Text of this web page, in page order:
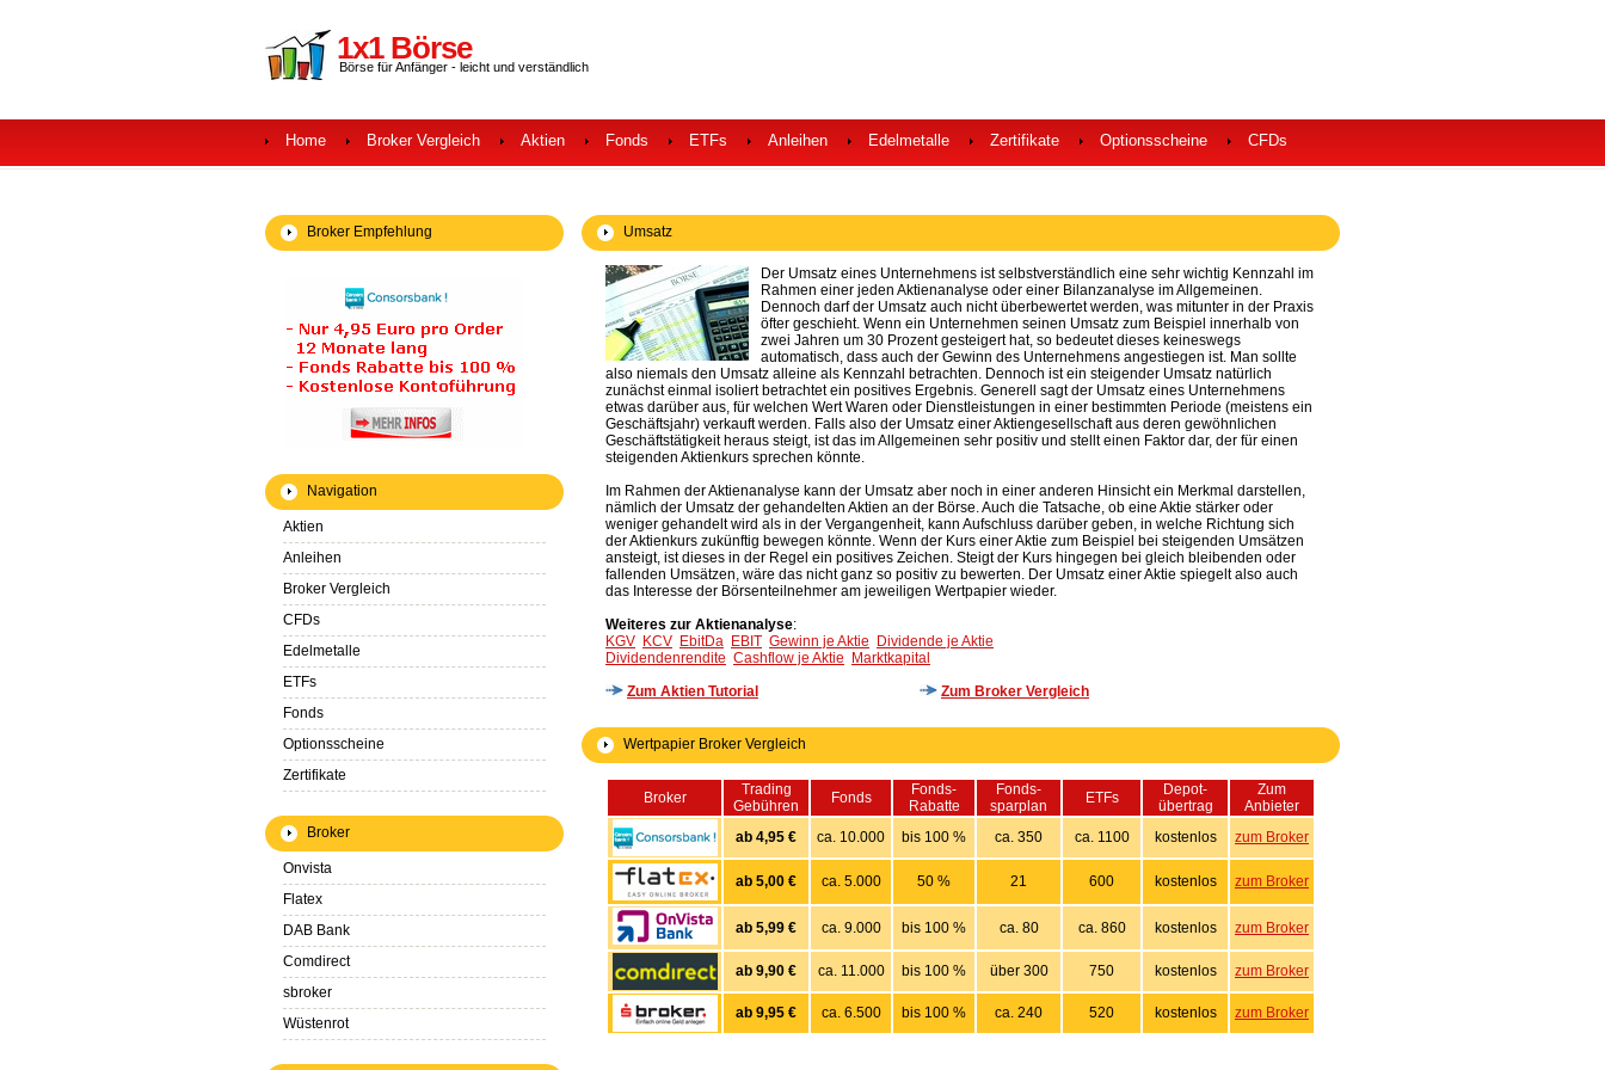
1x1 Börse
Börse für Anfänger - leicht und verständlich
Home Broker Vergleich Aktien Fonds ETFs Anleihen Edelmetalle Zertifikate Optionsscheine CFDs
Umsatz
Der Umsatz eines Unternehmens ist selbstverständlich eine sehr wichtig Kennzahl im
Rahmen einer jeden Aktienanalyse oder einer Bilanzanalyse im Allgemeinen.
Dennoch darf der Umsatz auch nicht überbewertet werden, was mitunter in der Praxis
öfter geschieht. Wenn ein Unternehmen seinen Umsatz zum Beispiel innerhalb von
zwei Jahren um 30 Prozent gesteigert hat, so bedeutet dieses keineswegs
automatisch, dass auch der Gewinn des Unternehmens angestiegen ist. Man sollte
also niemals den Umsatz alleine als Kennzahl betrachten. Dennoch ist ein steigender Umsatz natürlich
zunächst einmal isoliert betrachtet ein positives Ergebnis. Generell sagt der Umsatz eines Unternehmens
etwas darüber aus, für welchen Wert Waren oder Dienstleistungen in einer bestimmten Periode (meistens ein
Geschäftsjahr) verkauft werden. Falls also der Umsatz einer Aktiengesellschaft aus deren gewöhnlichen
Geschäftstätigkeit heraus steigt, ist das im Allgemeinen sehr positiv und stellt einen Faktor dar, der für einen
steigenden Aktienkurs sprechen könnte.
Im Rahmen der Aktienanalyse kann der Umsatz aber noch in einer anderen Hinsicht ein Merkmal darstellen,
nämlich der Umsatz der gehandelten Aktien an der Börse. Auch die Tatsache, ob eine Aktie stärker oder
weniger gehandelt wird als in der Vergangenheit, kann Aufschluss darüber geben, in welche Richtung sich
der Aktienkurs zukünftig bewegen könnte. Wenn der Kurs einer Aktie zum Beispiel bei steigenden Umsätzen
ansteigt, ist dieses in der Regel ein positives Zeichen. Steigt der Kurs hingegen bei gleich bleibenden oder
fallenden Umsätzen, wäre das nicht ganz so positiv zu bewerten. Der Umsatz einer Aktie spiegelt also auch
das Interesse der Börsenteilnehmer am jeweiligen Wertpapier wieder.
Weiteres zur Aktienanalyse:
KGV KCV EbitDa EBIT Gewinn je Aktie
Dividende je Aktie
Dividendenrendite Cashflow je Aktie
Marktkapital
Zum Aktien Tutorial
Zum Broker Vergleich
Wertpapier Broker Vergleich
Broker
Trading
Gebühren
Fonds
Fonds-
Rabatte
Fonds-
sparplan
ETFs
Depot-
übertrag
Zum
Anbieter
ab 4,95 €
ca. 10.000 bis 100 % ca. 350 ca. 1100 kostenlos zum Broker
ab 5,00 € ca. 5.000 50 % 21 600 kostenlos zum Broker
ab 5,99 € ca. 9.000 bis 100 % ca. 80 ca. 860 kostenlos zum Broker
ab 9,90 € ca. 11.000 bis 100 % über 300 750 kostenlos zum Broker
ab 9,95 € ca. 6.500 bis 100 % ca. 240 520 kostenlos zum Broker
Broker Empfehlung
Navigation
Aktien
Anleihen
Broker Vergleich
CFDs
Edelmetalle
ETFs
Fonds
Optionsscheine
Zertifikate
Broker
Onvista
Flatex
DAB Bank
Comdirect
sbroker
Wüstenrot